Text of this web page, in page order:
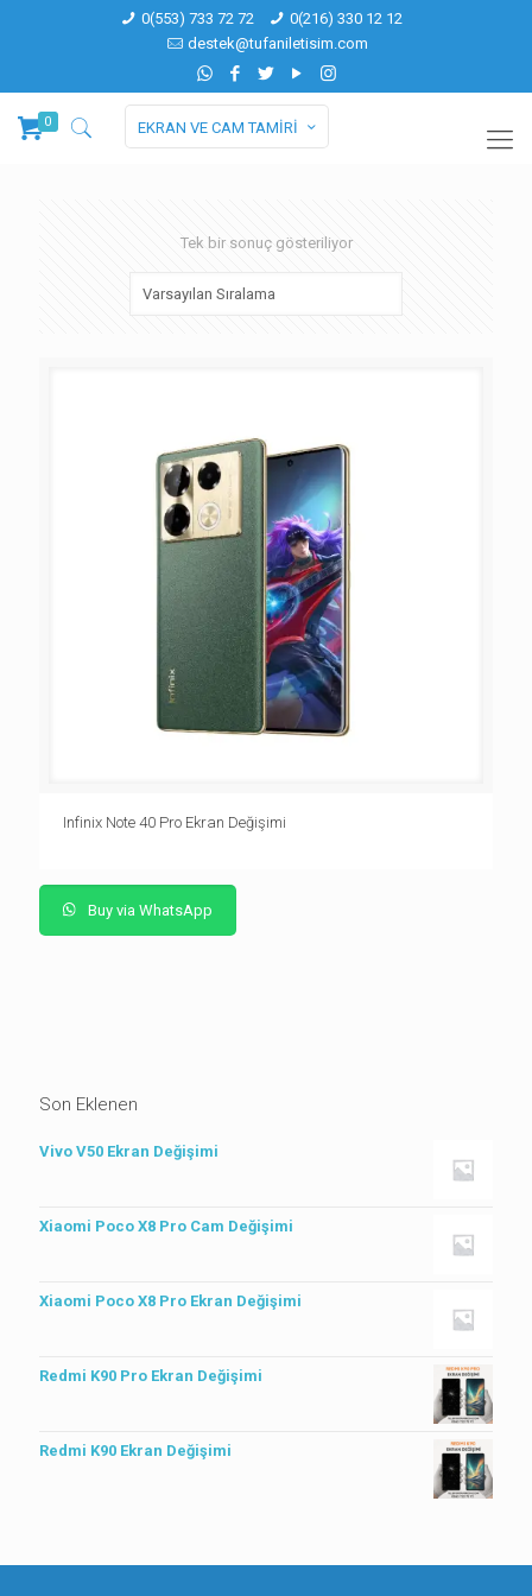
0(553) 733 72 72
0(216) 330 12 12
destek@tufaniletisim.com
0 EKRAN VE CAM TAMİRİ
Tek bir sonuç gösteriliyor
Infinix Note 40 Pro Ekran Değişimi
Buy via WhatsApp
Son Eklenen
Vivo V50 Ekran Değişimi
Xiaomi Poco X8 Pro Cam Değişimi
Xiaomi Poco X8 Pro Ekran Değişimi
Redmi K90 Pro Ekran Değişimi
Redmi K90 Ekran Değişimi